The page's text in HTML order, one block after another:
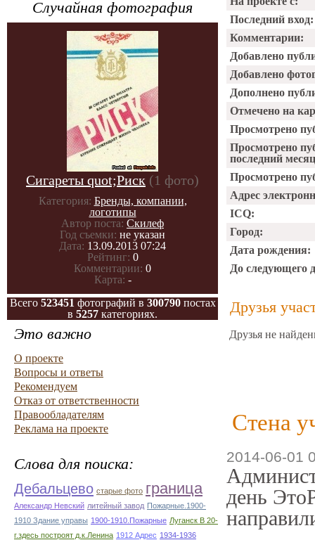
Случайная фотография
Сигареты quot;Риск (1 фото)
Категория: Бренды, компании,
логотипы
Автор поста: Скилеф
Год съемки: не указан
Дата: 13.09.2013 07:24
Рейтинг: 0
Комментарии: 0
Карта: -
Всего 523451 фотографий в 300790постах
в 5257 категориях.
Это важно
О проекте
Вопросы и ответы
Рекомендуем
Отказ от ответственности
Правообладателям
Реклама на проекте
Слова для поиска:
Дебальцево старые фото граница
Александр Невский литейный завод Пожарные.1900-
1910 Здание управы 1900-1910.Пожарные Луганск В 20-
г.здесь построят д.к.Ленина 1912 Адрес 1934-1936
Последний вход:
Комментарии:
Добавлено
Добавлено
Дополнено
Отмечено на
Просмотрено
Просмотрено
последний
Просмотрено
Адрес
ICQ:
Город:
Дата рождения:
До следующего
Друзья
Друзья не
Стена
2014-06-01
день